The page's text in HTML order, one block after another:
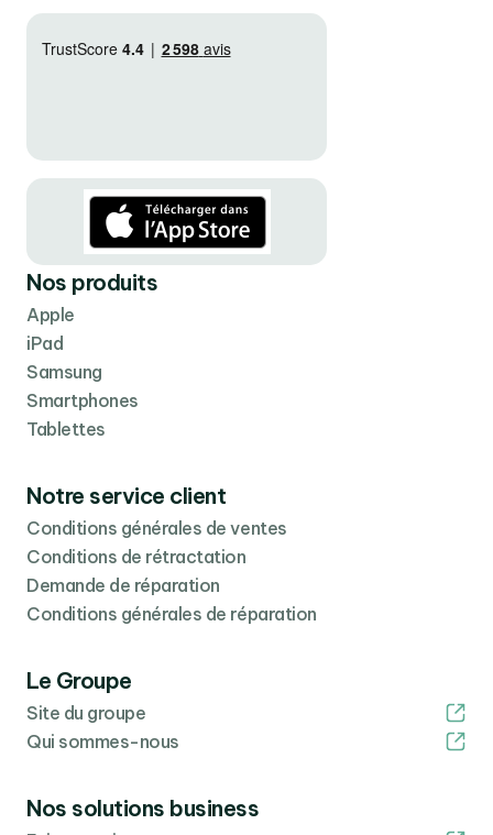
Nos produits
Apple
iPad
Samsung
Smartphones
Tablettes
Notre service client
Conditions générales de ventes
Conditions de rétractation
Demande de réparation
Conditions générales de réparation
Le Groupe
Site du groupe
Qui sommes-nous
Nos solutions business